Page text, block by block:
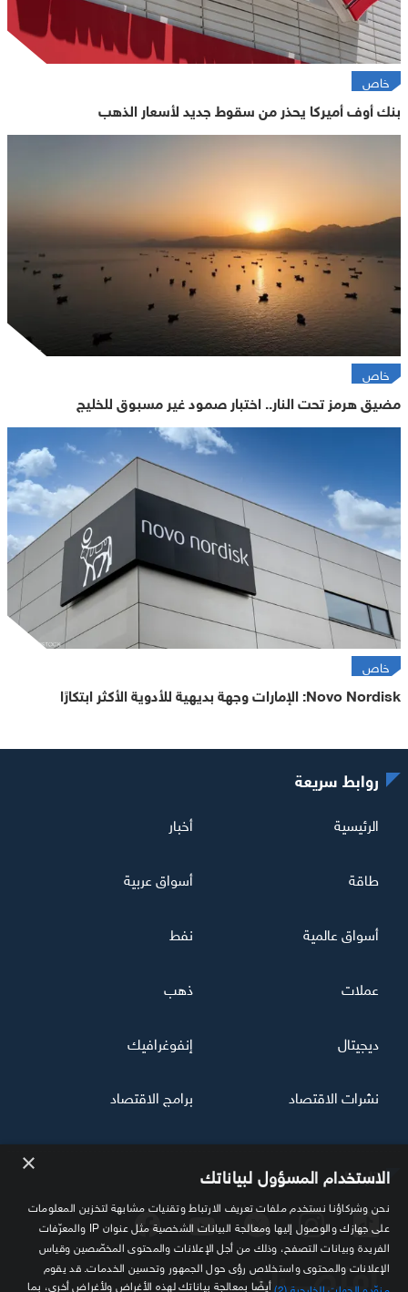
خاص
بنك أوف أميركا يحذر من سقوط جديد لأسعار الذهب
خاص
مضيق هرمز تحت النار.. اختبار صمود غير مسبوق للخليج
خاص
Novo Nordisk: الإمارات وجهة بديهية للأدوية الأكثر ابتكارًا
تابعنا
روابط سريعة
الرئيسية أخبار
طاقة أسواق عربية
أسواق عالمية نفط
عملات ذهب
ديجيتال إنفوغرافيك
نشرات الاقتصاد برامج الاقتصاد
× الاستخدام المسؤول لبياناتك
نحن وشركاؤنا نستخدم ملفات تعريف الارتباط وتقنيات مشابهة لتخزين المعلومات
على جهازك والوصول إليها ومعالجة البيانات الشخصية مثل عنوان IP والمعرّفات
الفريدة وبيانات التصفح، وذلك من أجل الإعلانات والمحتوى المخصّصين وقياس
الإعلانات والمحتوى واستخلاص رؤى حول الجمهور وتحسين الخدمات. قد يقوم
مزوّدو الجهات الخارجية (2)
أيضًا بمعالجة بياناتك لهذه الأغراض ولأغراض أخرى، بما